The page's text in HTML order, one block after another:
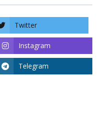
Twitter
Instagram
Telegram